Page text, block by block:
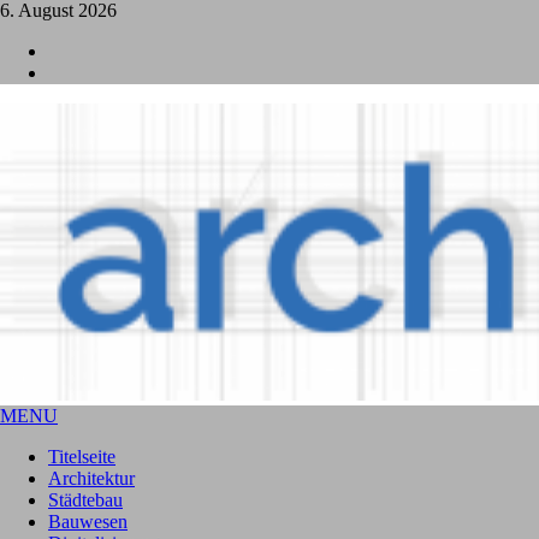
6. August 2026
MENU
Titelseite
Architektur
Städtebau
Bauwesen